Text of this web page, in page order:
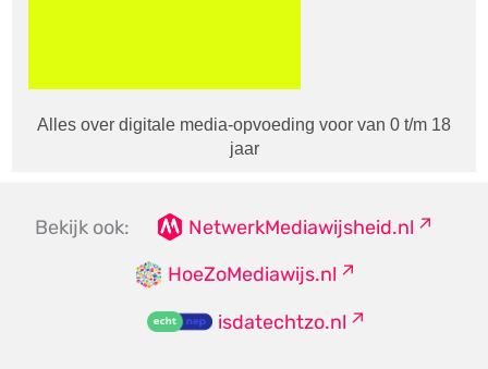
Alles over digitale media-opvoeding voor van 0 t/m 18
jaar
Bekijk ook:
NetwerkMediawijsheid.nl
HoeZoMediawijs.nl
isdatechtzo.nl